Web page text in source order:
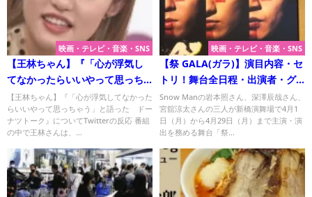
映画・テレビ・音楽・SNS
【王林ちゃん】『「心が浮気し
てなかったらいいやって思っち
ゃう」と語った ドーナツトー
ク』について
【王林ちゃん】『「心が浮気してなかった
らいいやって思っちゃう」と語った ドー
ナツトーク』についてTwitterの反応 番組
の中で王林さんは、...
映画・テレビ・音楽・SNS
【祭 GALA(ガラ)】演目内容・セ
トリ！舞台全日程・出演者・グ
ッズ販売について解説！
Snow Manの岩本照さん、深澤辰哉さん、
宮舘涼太さんの三人が新橋演舞場で4月1
日（月）から4月29日（月）まで主演・演
出を務める舞台「祭...